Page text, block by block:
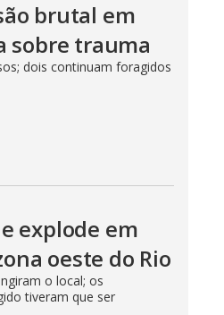
brutal em
sobre trauma
dois continuam foragidos
explode em
oeste do Rio
o local; os
tiveram que ser